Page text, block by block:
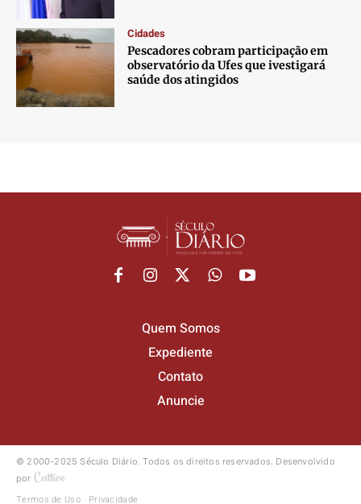
Cidades
Pescadores cobram participação em
observatório da Ufes que ivestigará
saúde dos atingidos
Quem Somos
Expediente
Contato
Anuncie
© 2000-2025 Século Diário.Todos os direitos reservados. Desenvolvido
por
Termos de Uso Privacidade